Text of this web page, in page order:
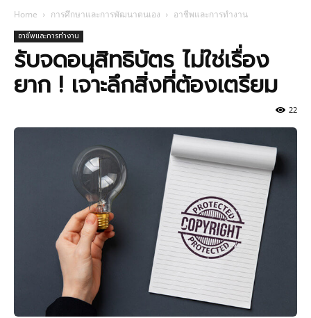
Home การศึกษาและการพัฒนาตนเอง อาชีพและการทำงาน
อาชีพและการทำงาน
รับจดอนุสิทธิบัตร ไม่ใช่เรื่อง
ยาก ! เจาะลึกสิ่งที่ต้องเตรียม
22